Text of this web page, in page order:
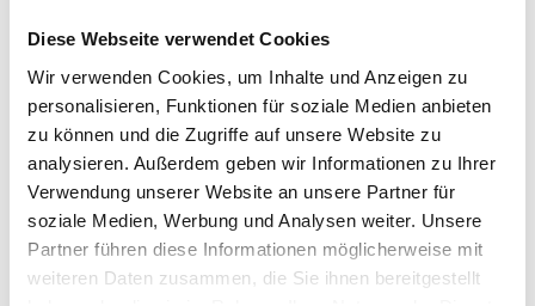
Diese Webseite verwendet Cookies
Wir verwenden Cookies, um Inhalte und Anzeigen zu
personalisieren, Funktionen für soziale Medien anbieten
zu können und die Zugriffe auf unsere Website zu
analysieren. Außerdem geben wir Informationen zu Ihrer
Verwendung unserer Website an unsere Partner für
soziale Medien, Werbung und Analysen weiter. Unsere
Partner führen diese Informationen möglicherweise mit
weiteren Daten zusammen, die Sie ihnen bereitgestellt
Maior segurança jurídica através de um apoio
inteligente
Vantagem competitiva através da digitalização
precoce
Abordagens concretas para a sua empresa
Conteúdo